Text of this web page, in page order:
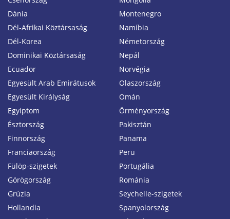
Dánia
Dél-Afrikai Köztársaság
Dél-Korea
Dominikai Köztársaság
Ecuador
Egyesült Arab Emirátusok
Egyesült Királyság
Egyiptom
Észtország
Finnország
Franciaország
Fülöp-szigetek
Görögország
Grúzia
Hollandia
Montenegro
Namíbia
Németország
Nepál
Norvégia
Olaszország
Omán
Örményország
Pakisztán
Panama
Peru
Portugália
Románia
Seychelle-szigetek
Spanyolország